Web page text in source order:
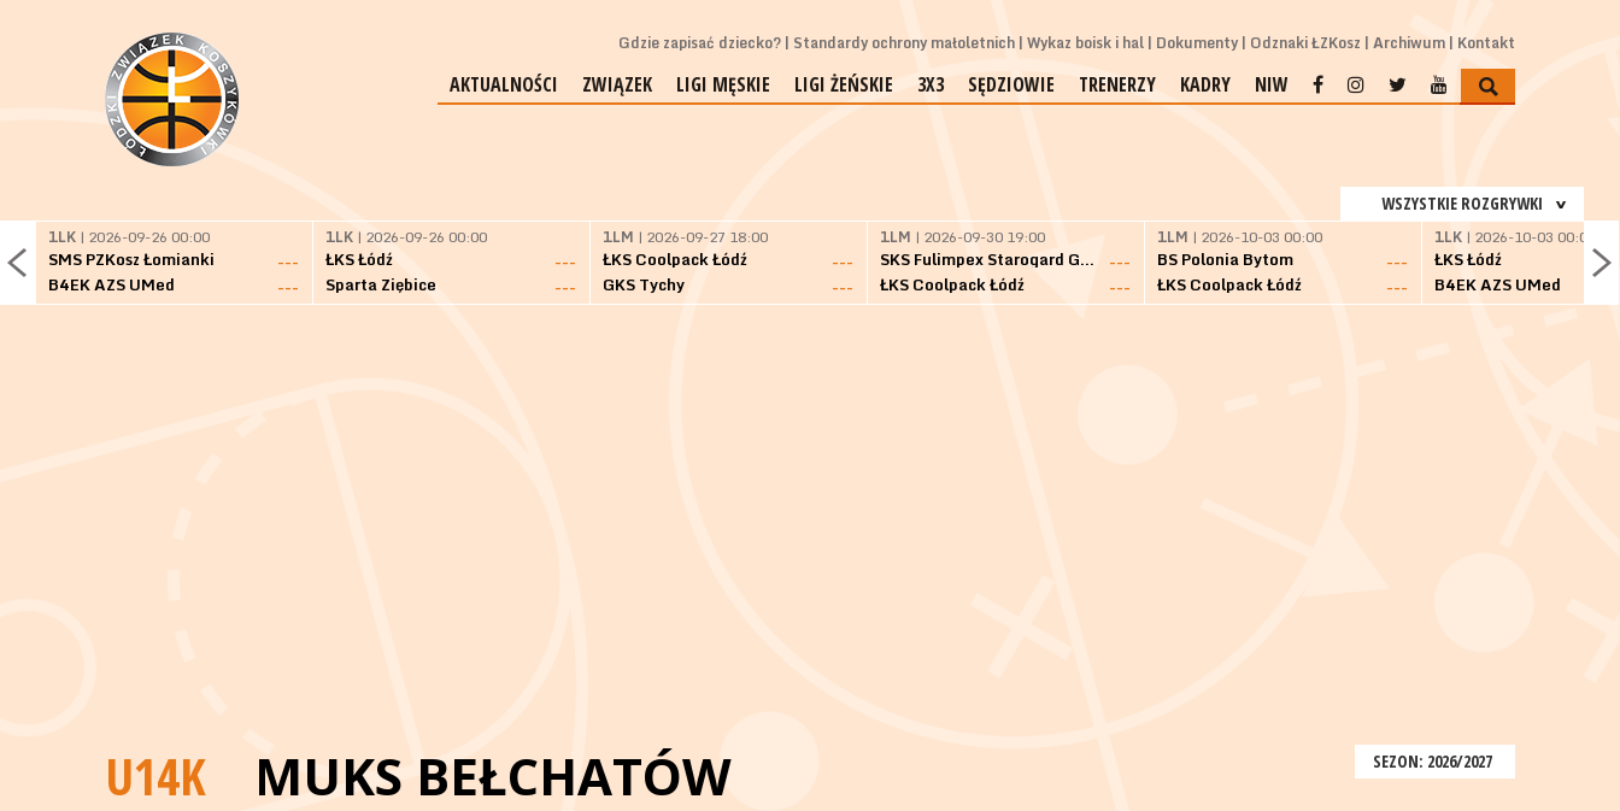
Gdzie zapisać dziecko? Standardy ochrony małoletnich Wykaz boisk i hal Dokumenty Odznaki ŁZKosz Archiwum Kontakt
AKTUALNOŚCI ZWIĄZEK LIGI MĘSKIE LIGI ŻEŃSKIE 3X3 SĘDZIOWIE TRENERZY KADRY NIW
WSZYSTKIE ROZGRYWKI
1LK | 2026-09-26 00:00
SMS PZKosz Łomianki
---
B4EK AZS UMed
---
1LK | 2026-09-26 00:00
ŁKS Łódź
---
Sparta Ziębice
---
1LM | 2026-09-27 18:00
ŁKS Coolpack Łódź
---
GKS Tychy
---
1LM | 2026-09-30 19:00
SKS Fulimpex Starogard Gdański
---
ŁKS Coolpack Łódź
---
1LM | 2026-10-03 00:00
BS Polonia Bytom
---
ŁKS Coolpack Łódź
---
1LK | 2026-10-03 00:00
ŁKS Łódź
B4EK AZS UMed
SEZON: 2026/2027
U14K MUKS BEŁCHATÓW